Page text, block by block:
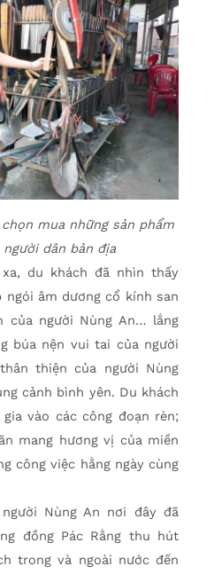
mua những sản phẩm
dân bản địa
du khách đã nhìn thấy
ngói âm dương cổ kính san
của người Nùng An… lắng
búa nện vui tai của người
thiện của người Nùng
cảnh bình yên. Du khách
vào các công đoạn rèn;
mang hương vị của miền
công việc hằng ngày cùng
Nùng An nơi đây đã
đồng Pác Rằng thu hút
trong và ngoài nước đến